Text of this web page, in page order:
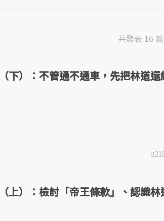
共發表 16
下）：不管通不通車，先把林道還
上）：檢討「帝王條款」、認識林